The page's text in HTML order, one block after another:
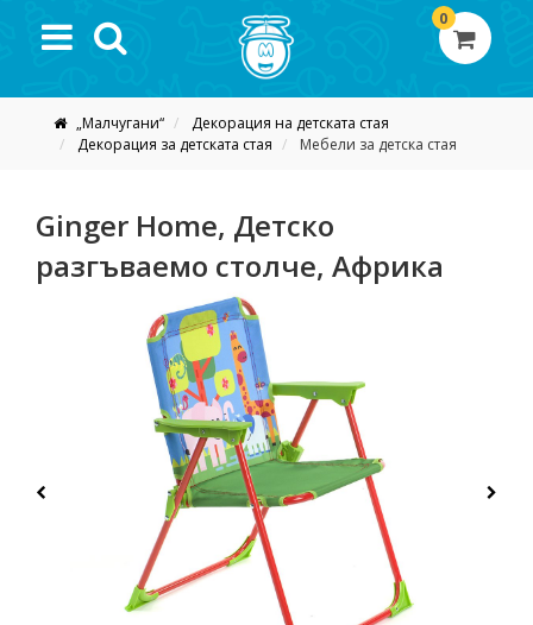
0
„Малчугани“
Декорация на детската стая
Декорация за детската стая
Мебели за детска стая
Ginger Home, Детско
разгъваемо столче, Африка